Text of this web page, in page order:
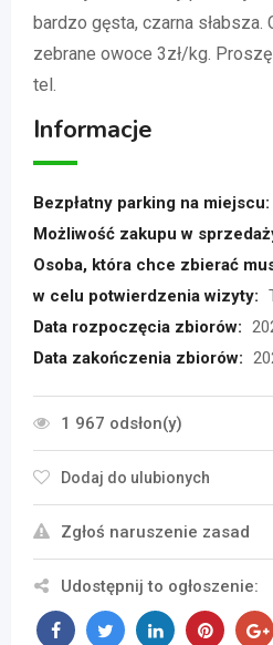
bardzo gęsta, czarna słabsza.
zebrane owoce 3zł/kg.
tel.
Informacje
Bezpłatny parking na miejscu:
Możliwość zakupu w
Osoba, która chce zbierać
w celu potwierdzenia wizyty:
Data rozpoczęcia zbiorów:
Data zakończenia zbiorów:
1 967 odsłon(y)
Dodaj do ulubionych
Zgłoś naruszenie zasad
Udostępnij to ogłoszenie: